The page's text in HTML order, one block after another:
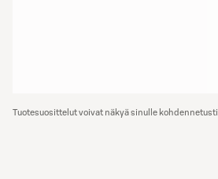
Tuotesuosittelut voivat näkyä sinulle kohdennetusti